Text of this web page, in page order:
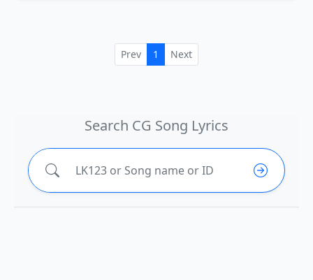
Prev 1 Next
Search CG Song Lyrics